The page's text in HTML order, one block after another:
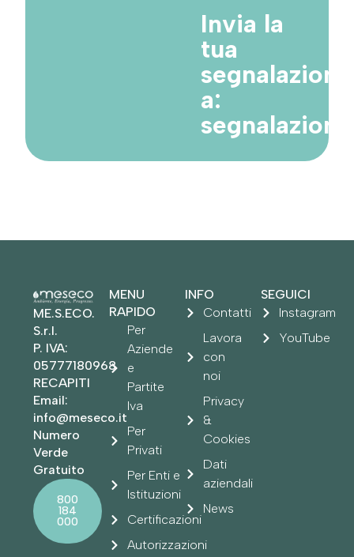
Invia la
tua
segnalazione
a:
ME.S.ECO.
S.r.l.
P. IVA:
05777180968
RECAPITI
Email:
info@meseco.it
Numero
Verde
Gratuito
800
184
000
MENU
RAPIDO
Per
Aziende
e
Partite
Iva
Per
Privati
Per Enti e
Istituzioni
Certificazioni
Autorizzazioni
INFO
Contatti
Lavora
con
noi
Privacy
&
Cookies
Dati
aziendali
News
SEGUICI
Instagram
YouTube